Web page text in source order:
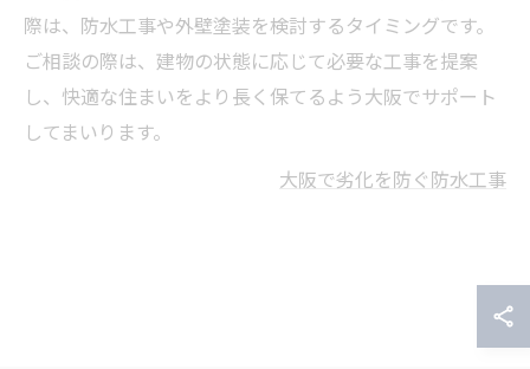
際は、防水工事や外壁塗装を検討するタイミングです。
ご相談の際は、建物の状態に応じて必要な工事を提案
し、快適な住まいをより長く保てるよう大阪でサポート
してまいります。
大阪で劣化を防ぐ防水工事